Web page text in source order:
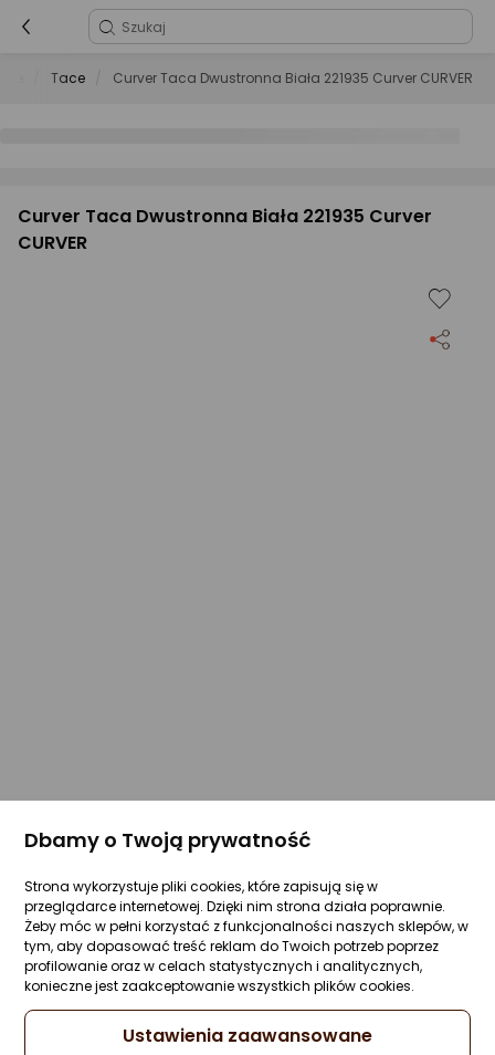
Tace Curver Taca Dwustronna Biała 221935 Curver CURVER
Curver Taca Dwustronna Biała 221935 Curver
CURVER
Dbamy o Twoją prywatność
Strona wykorzystuje pliki cookies, które zapisują się w
przeglądarce internetowej. Dzięki nim strona działa poprawnie.
Żeby móc w pełni korzystać z funkcjonalności naszych sklepów, w
tym, aby dopasować treść reklam do Twoich potrzeb poprzez
profilowanie oraz w celach statystycznych i analitycznych,
konieczne jest zaakceptowanie wszystkich plików cookies.
Ustawienia zaawansowane